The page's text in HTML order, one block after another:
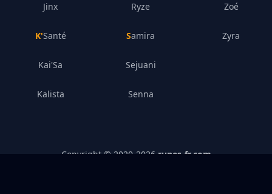
Jinx
K'Santé
Kai'Sa
Kalista
Ryze
Samira
Sejuani
Senna
Zoé
Zyra
Copyright © 2020- 2026 runes-fr.com